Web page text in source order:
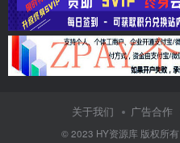
关于我们 广告合作
© 2023 HY资源库版权所有